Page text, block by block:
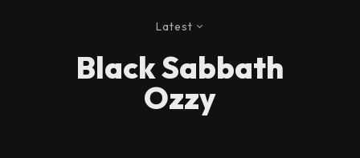
Latest
Black Sabbath
Ozzy